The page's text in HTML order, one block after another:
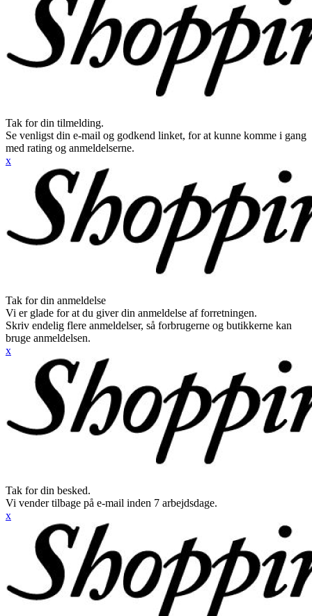
Tak for din tilmelding.
Se venligst din e-mail og godkend linket, for at kunne komme i gang
med rating og anmeldelserne.
x
Tak for din anmeldelse
Vi er glade for at du giver din anmeldelse af forretningen.
Skriv endelig flere anmeldelser, så forbrugerne og butikkerne kan
bruge anmeldelsen.
x
Tak for din besked.
Vi vender tilbage på e-mail inden 7 arbejdsdage.
x